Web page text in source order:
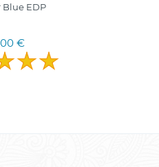
Blue EDP
€